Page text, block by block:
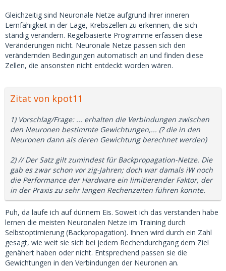
Gleichzeitig sind Neuronale Netze aufgrund ihrer inneren
Lernfähigkeit in der Lage, Krebszellen zu erkennen, die sich
ständig verändern. Regelbasierte Programme erfassen diese
Veränderungen nicht. Neuronale Netze passen sich den
verändernden Bedingungen automatisch an und finden diese
Zellen, die ansonsten nicht entdeckt worden wären.
Zitat von kpot11
1) Vorschlag/Frage: ... erhalten die Verbindungen zwischen
den Neuronen bestimmte Gewichtungen,... (? die in den
Neuronen dann als deren Gewichtung berechnet werden)
2) // Der Satz gilt zumindest für Backpropagation-Netze. Die
gab es zwar schon vor zig-Jahren; doch war damals iW noch
die Performance der Hardware ein limitierender Faktor, der
in der Praxis zu sehr langen Rechenzeiten führen konnte.
Puh, da laufe ich auf dünnem Eis. Soweit ich das verstanden habe
lernen die meisten Neuronalen Netze im Training durch
Selbstoptimierung (Backpropagation). Ihnen wird durch ein Zahl
gesagt, wie weit sie sich bei jedem Rechendurchgang dem Ziel
genähert haben oder nicht. Entsprechend passen sie die
Gewichtungen in den Verbindungen der Neuronen an.